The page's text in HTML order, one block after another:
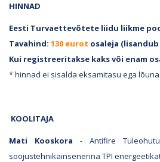
HINNAD
Eesti Turvaettevõtete liidu liikme
Tavahind: 130 eurot osaleja
Kui registreeritakse kaks või enam
* hinnad ei sisalda eksamitasu ega
KOOLITAJA
Mati Kooskora - Antifire
soojustehnikainsenerina TPI